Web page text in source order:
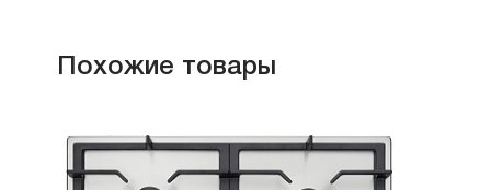
Похожие товары
Код: 370501